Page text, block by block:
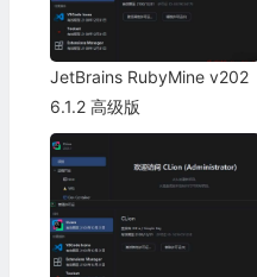
JetBrains RubyMine v202
6.1.2 高级版